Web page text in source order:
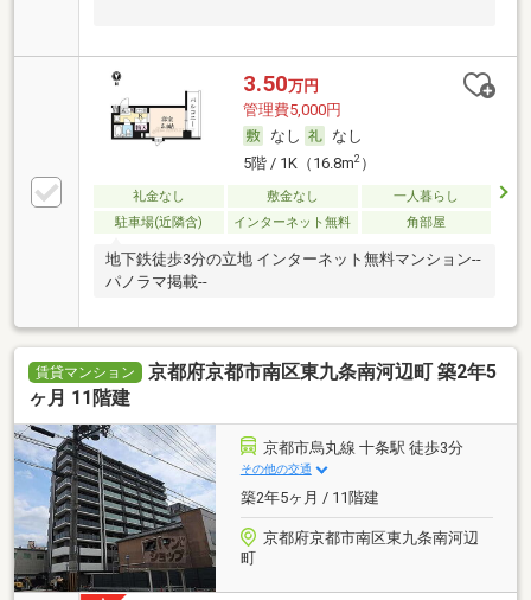
3.50万円
管理費5,000円
なし
なし
5階 / 1K（16.8m2）
礼金なし 敷金なし
一人暮らし
駐車場(近隣含)
インターネット無料 角部屋
地下鉄徒歩3分の立地 インターネット無料マンション--
パノラマ掲載--
賃貸マンション
京都府京都市南区東九条南河辺町 築2年5
ヶ月 11階建
京都市烏丸線 十条駅 徒歩3分
その他の交通
築2年5ヶ月 / 11階建
京都府京都市南区東九条南河辺
町